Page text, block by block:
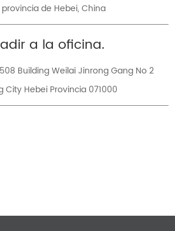
de Hebei, China
a la oficina.
Building Weilai Jinrong Gang No 2
City Hebei Provincia 071000